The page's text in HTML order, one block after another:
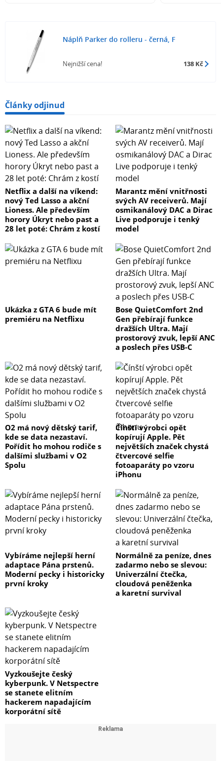
Náplň Parker do rolleru - černá, F
Nejnižší cena! 138 Kč
Články odjinud
Netflix a další na víkend:
nový Ted Lasso a akční
Lioness. Ale především
horory Úkryt nebo past a
28 let poté: Chrám z kostí
Marantz mění vnitřnosti
svých AV receiverů. Mají
osmikanálový DAC a Dirac
Live podporuje i tenký
model
Ukázka z GTA 6 bude mít
premiéru na Netflixu
Bose QuietComfort 2nd
Gen přebírají funkce
dražších Ultra. Mají
prostorový zvuk, lepší ANC
a poslech přes USB-C
O2 má nový dětský tarif,
kde se data nezastaví.
Pořídit ho mohou rodiče s
dalšími službami v O2
Spolu
Čínští výrobci opět
kopírují Apple. Pět
největších značek chystá
čtvercové selfie
fotoaparáty po vzoru
iPhonu
Vybíráme nejlepší herní
adaptace Pána prstenů.
Moderní pecky i historicky
první kroky
Normálně za peníze, dnes
zadarmo nebo se slevou:
Univerzální čtečka,
cloudová peněženka
a karetní survival
Vyzkoušejte český
kyberpunk. V Netspectre
se stanete elitním
hackerem napadajícím
korporátní sítě